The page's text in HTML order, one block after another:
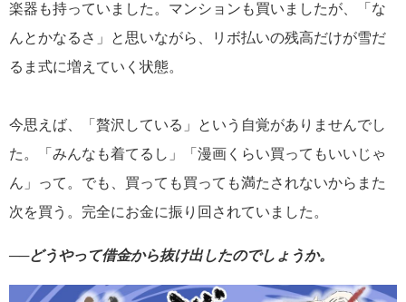
楽器も持っていました。マンションも買いましたが、「な
んとかなるさ」と思いながら、リボ払いの残高だけが雪だ
るま式に増えていく状態。
今思えば、「贅沢している」という自覚がありませんでし
た。「みんなも着てるし」「漫画くらい買ってもいいじゃ
ん」って。でも、買っても買っても満たされないからまた
次を買う。完全にお金に振り回されていました。
──どうやって借金から抜け出したのでしょうか。